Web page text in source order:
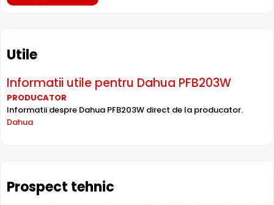
Utile
Informatii utile pentru Dahua PFB203W
PRODUCATOR
Informatii despre Dahua PFB203W direct de la producator.
Dahua
Prospect tehnic